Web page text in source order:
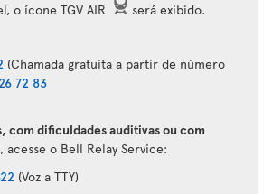
o ícone TGV AIR
será exibido.
(Chamada gratuita a partir de número
72 83
com dificuldades auditivas ou com
, acesse o Bell Relay Service:
(Voz a TTY)